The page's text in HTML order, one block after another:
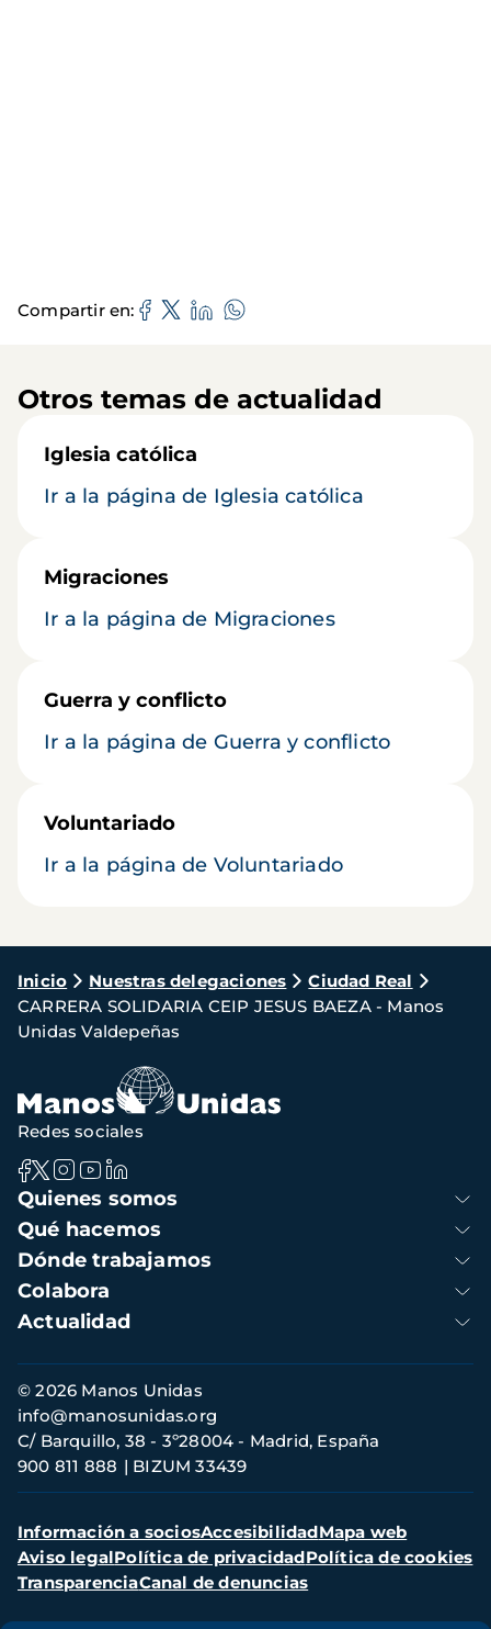
Compartir en
Otros temas de actualidad
Iglesia católica
Ir a la página de Iglesia católica
Migraciones
Ir a la página de Migraciones
Guerra y conflicto
Ir a la página de Guerra y conflicto
Voluntariado
Ir a la página de Voluntariado
Ruta
de
navegación
Inicio Nuestras delegaciones
Ciudad Real
CARRERA SOLIDARIA CEIP JESUS BAEZA - Manos
Unidas Valdepeñas
Navegación
principal
Quienes somos
Qué hacemos
Dónde trabajamos
Colabora
Actualidad
Redes sociales
Información
de
contacto
© 2026 Manos Unidas
C/ Barquillo, 38 - 3º28004 - Madrid, España
900 811 888
BIZUM 33439
info@manosunidas.org
Menú
secundario
Información a sociosAccesibilidadMapa web
Aviso legalPolítica de privacidadPolítica de cookies
TransparenciaCanal de denuncias